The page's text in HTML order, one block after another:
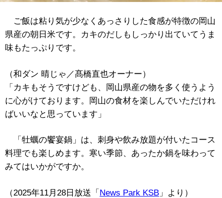
ご飯は粘り気が少なくあっさりした食感が特徴の岡山
県産の朝日米です。カキのだしもしっかり出ていてうま
味もたっぷりです。
（和ダン 晴じゃ／髙橋直也オーナー）
「カキもそうですけども、岡山県産の物を多く使うよう
に心がけております。岡山の食材を楽しんでいただけれ
ばいいなと思っています」
「牡蠣の饗宴鍋」は、刺身や飲み放題が付いたコース
料理でも楽しめます。寒い季節、あったか鍋を味わって
みてはいかがですか。
（2025年11月28日放送「 News Park KSB 」より）